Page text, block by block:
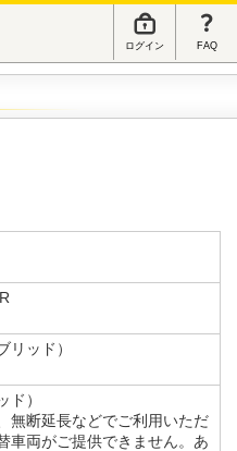
ログイン FAQ
リッド）
ド）
無断延長などでご利用いただ
車両がご提供できません。あ